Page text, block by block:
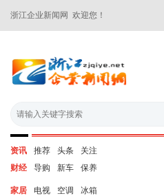
浙江企业新闻网 欢迎您！
资讯 推荐 头条
关注
财经
导购 新车 保养
家居 电视 空调
冰箱